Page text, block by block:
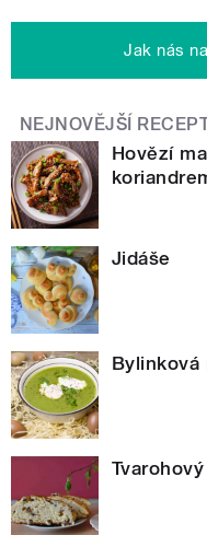
Jak nás
NEJNOVĚJŠÍ
Hovězí
Jidáše
Bylinková